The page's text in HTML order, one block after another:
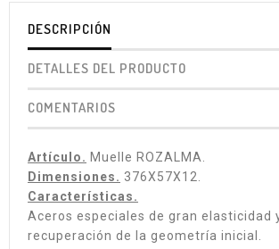
DESCRIPCIÓN
DETALLES DEL PRODUCTO
COMENTARIOS
Artículo. Muelle ROZALMA.
Dimensiones. 376X57X12.
Características.
Aceros especiales de gran elasticidad
recuperación de la geometría inicial.